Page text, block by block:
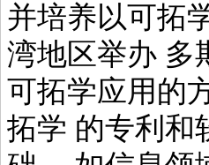
并培养以可拓
湾地区举办 多
可拓学应用的
拓学 的专利和